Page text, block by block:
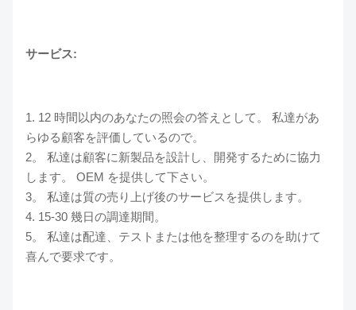
サービス:
1. 12 時間以内のあなたの照会の答えとして。 私達があ
らゆる顧客を評価しているので。
2。 私達は顧客に新製品を設計し、開発するために協力
します。 OEM を提供して下さい。
3。 私達は質の売り上げ後のサービスを提供します。
4. 15-30 幾日の調達期間。
5。 私達は配達、テストまたは他を整理するのを助けて
喜んで要求です。